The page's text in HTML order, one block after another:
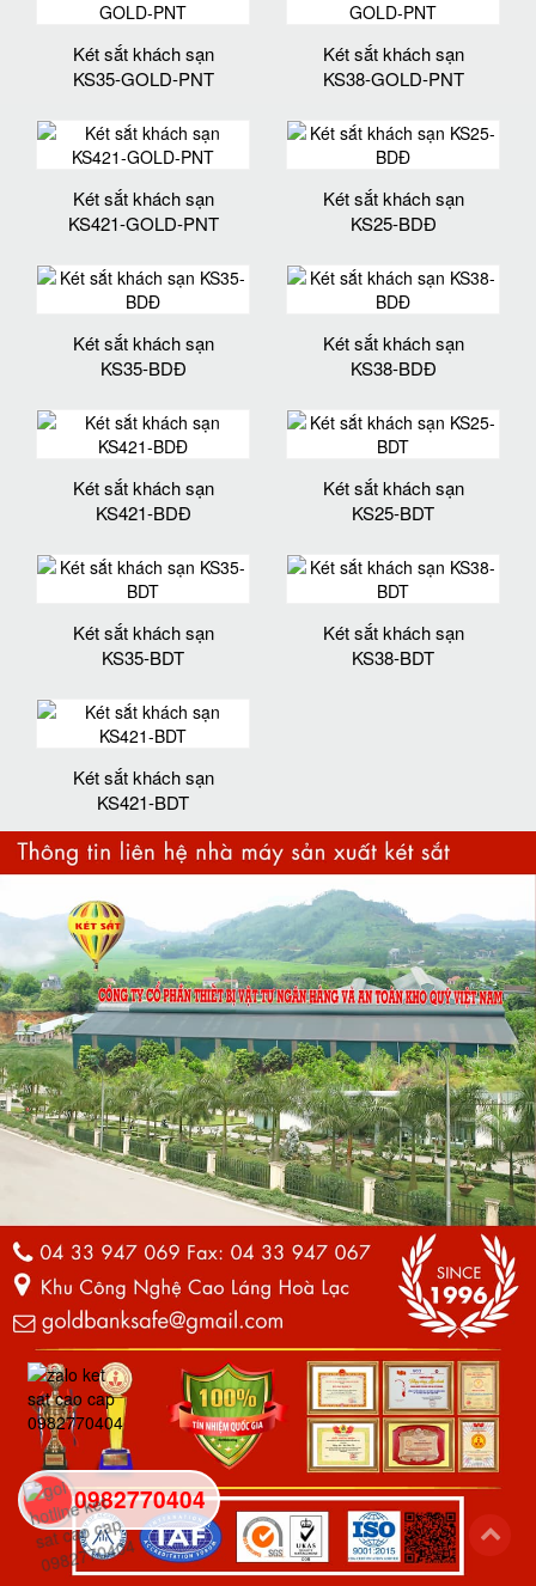
Két sắt khách sạn
KS35-GOLD-PNT
Két sắt khách sạn
KS38-GOLD-PNT
Két sắt khách sạn
KS421-GOLD-PNT
Két sắt khách sạn
KS25-BDĐ
Két sắt khách sạn
KS35-BDĐ
Két sắt khách sạn
KS38-BDĐ
Két sắt khách sạn
KS421-BDĐ
Két sắt khách sạn
KS25-BDT
Két sắt khách sạn
KS35-BDT
Két sắt khách sạn
KS38-BDT
Két sắt khách sạn
KS421-BDT
0982770404